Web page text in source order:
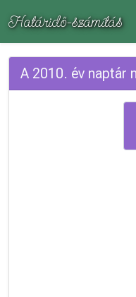
Határidő-számítás
A 2010. év naptár